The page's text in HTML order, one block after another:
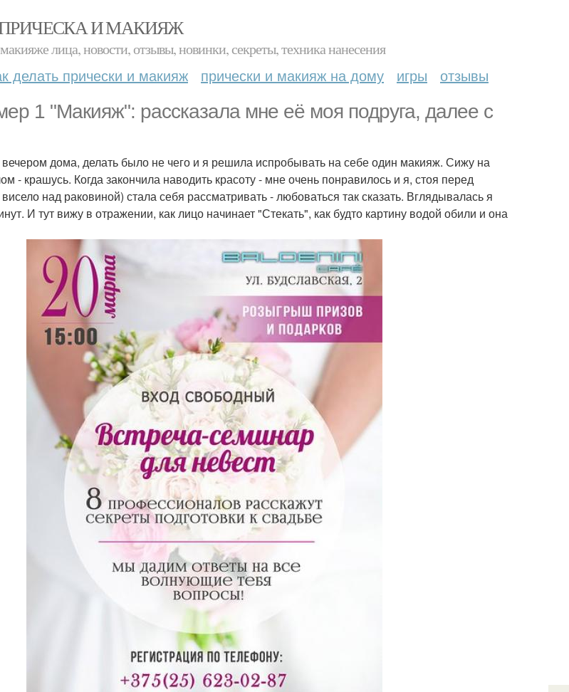
И МАКИЯЖ
лица, новости, отзывы, новинки, секреты, техника нанесения
делать прически и макияж прически и макияж на дому игры отзывы
1 "Макияж": рассказала мне её моя подруга, далее с
дома, делать было не чего и я решила испробывать на себе один макияж. Сижу на
- крашусь. Когда закончила наводить красоту - мне очень понравилось и я, стоя перед
над раковиной) стала себя рассматривать - любоваться так сказать. Вглядывалась я
И тут вижу в отражении, как лицо начинает "Стекать", как будто картину водой обили и она